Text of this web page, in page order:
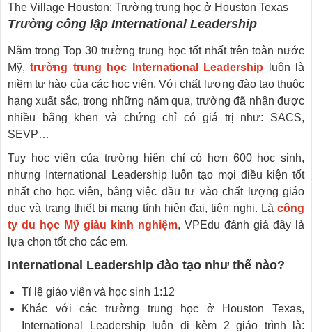
The Village Houston: Trường trung học ở Houston Texas
Trường công lập International Leadership
Nằm trong Top 30 trường trung học tốt nhất trên toàn nước
Mỹ,trường trung học International Leadership luôn là
niềm tự hào của các học viên. Với chất lượng đào tạo thuộc
hạng xuất sắc, trong những năm qua, trường đã nhận được
nhiều bằng khen và chứng chỉ có giá trị như: SACS,
SEVP…
Tuy học viên của trường hiện chỉ có hơn 600 học sinh,
nhưng International Leadership luôn tạo mọi điều kiện tốt
nhất cho học viên, bằng việc đầu tư vào chất lượng giáo
dục và trang thiết bị mang tính hiện đại, tiện nghi. Là công
ty du học Mỹ giàu kinh nghiệm, VPEdu đánh giá đây là
lựa chọn tốt cho các em.
International Leadership đào tạo như thế nào?
Tỉ lệ giáo viên và học sinh 1:12
Khác với các trường trung học ở Houston Texas,
International Leadership luôn đi kèm 2 giáo trình là: